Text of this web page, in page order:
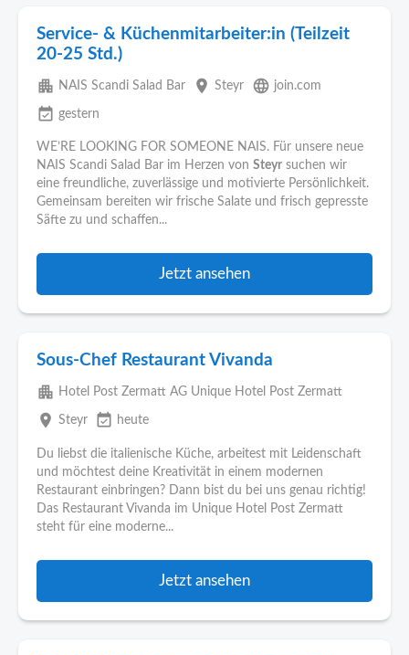
Service- & Küchenmitarbeiter:in (Teilzeit
20-25 Std.)
apartment NAIS Scandi Salad Bar place Steyr language join.com
event_available gestern
WE’RE LOOKING FOR SOMEONE NAIS. Für unsere neue
NAIS Scandi Salad Bar im Herzen von Steyr suchen wir
eine freundliche, zuverlässige und motivierte Persönlichkeit.
Gemeinsam bereiten wir frische Salate und frisch gepresste
Säfte zu und schaffen...
Jetzt ansehen
Sous-Chef Restaurant Vivanda
apartment Hotel Post Zermatt AG Unique Hotel Post Zermatt
place Steyr event_available heute
Du liebst die italienische Küche, arbeitest mit Leidenschaft
und möchtest deine Kreativität in einem modernen
Restaurant einbringen? Dann bist du bei uns genau richtig!
Das Restaurant Vivanda im Unique Hotel Post Zermatt
steht für eine moderne...
Jetzt ansehen